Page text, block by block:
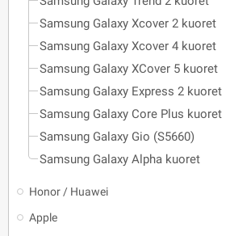
Samsung Galaxy Xcover 2 kuoret
Samsung Galaxy Xcover 4 kuoret
Samsung Galaxy XCover 5 kuoret
Samsung Galaxy Express 2 kuoret
Samsung Galaxy Core Plus kuoret
Samsung Galaxy Gio (S5660)
Samsung Galaxy Alpha kuoret
Honor / Huawei
Apple